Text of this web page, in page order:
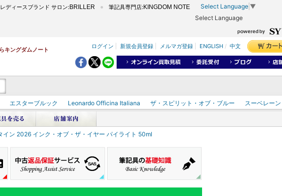
レディースブランド サロン:BRILLER 筆記具専門店:KINGDOM NOTE Select Language ▼
Select Language
キングダムノート
ログイン 新規会員登録 メルマガ登録 ENGLISH / 中文
エスターブルック Leonardo Officina Italiana ザ・スピリット・オブ・ブルー
スーベレーン
ン 2026 インク・オブ・ザ・イヤー パイライト 50ml